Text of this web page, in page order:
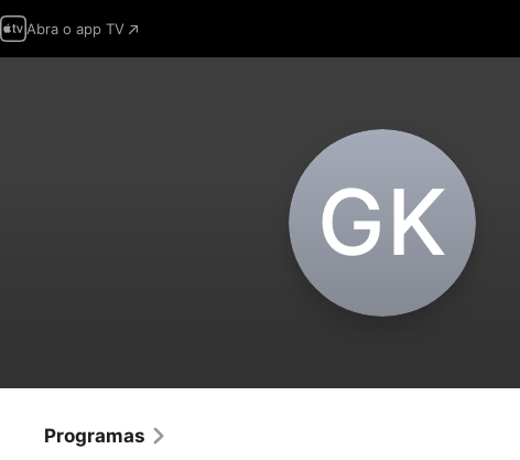
Abra o app TV
G‌K
Programas